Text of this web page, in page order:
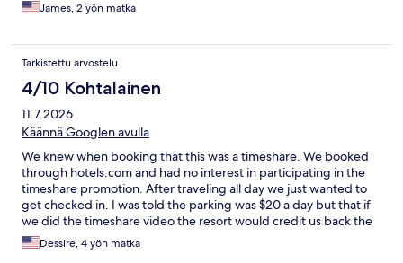
James, 2 yön matka
Tarkistettu arvostelu
4/10 Kohtalainen
11.7.2026
Käännä Googlen avulla
We knew when booking that this was a timeshare. We booked
through hotels.com and had no interest in participating in the
timeshare promotion. After traveling all day we just wanted to
get checked in. I was told the parking was $20 a day but that if
we did the timeshare video the resort would credit us back the
money towards our next trip. I explained many times that I
wasn't interested and would rather just pay the $20 a day. They
Dessire, 4 yön matka